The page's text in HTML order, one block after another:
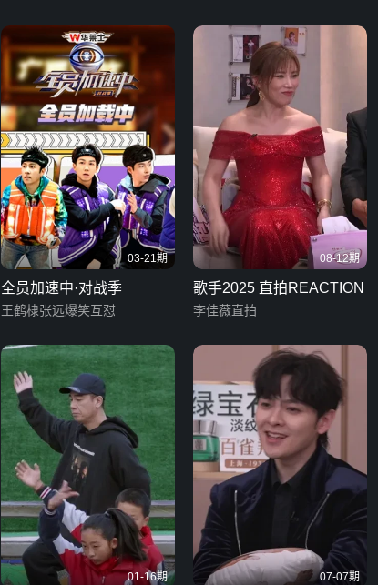
03-21期
全员加速中·对战季
王鹤棣张远爆笑互怼
08-12期
歌手2025 直拍REACTION
李佳薇直拍
01-16期 07-07期